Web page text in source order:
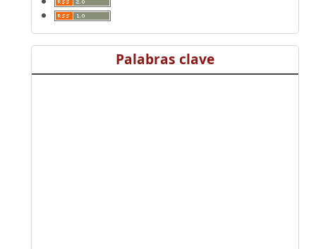
Palabras clave